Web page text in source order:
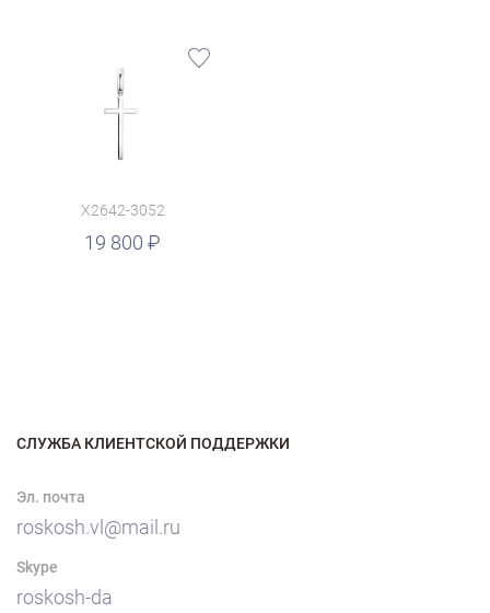
X2642-3052
19 800
СЛУЖБА КЛИЕНТСКОЙ ПОДДЕРЖКИ
Эл. почта
roskosh.vl@mail.ru
Skype
roskosh-da